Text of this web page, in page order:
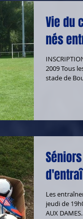
Vie du
nés
INSCRIPTIONS 2014/
2009 Tous les mercredis de septembre : De 14h à 16h => au
Les
jeudi de
AUX